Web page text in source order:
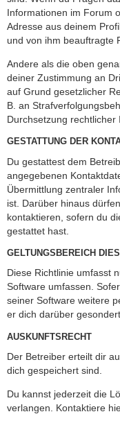
Informationen im Forum
Adresse aus deinem
und von ihm beauftragte
Andere als die oben
deiner Zustimmung an
auf Grund gesetzlicher
B. an
Durchsetzung rechtlicher
GESTATTUNG DER
Du gestattest dem
angegebenen
Übermittlung zentraler
ist. Darüber hinaus
kontaktieren, sofern du
gestattet hast.
GELTUNGSBEREICH
Diese Richtlinie umfasst
Software umfassen.
seiner Software weitere
er dich darüber
AUSKUNFTSRECHT
Der Betreiber erteilt dir
dich gespeichert sind.
Du kannst jederzeit die
verlangen. Kontaktiere